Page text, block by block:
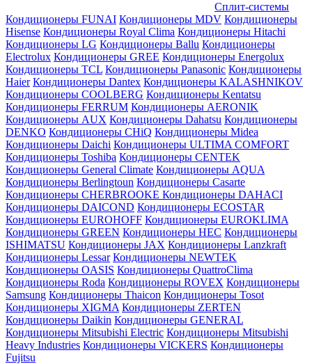
Сплит-системы
Кондиционеры FUNAI Кондиционеры MDV Кондиционеры
Hisense Кондиционеры Royal Clima Кондиционеры Hitachi
Кондиционеры LG Кондиционеры Ballu Кондиционеры
Electrolux Кондиционеры GREE Кондиционеры Energolux
Кондиционеры TCL Кондиционеры Panasonic Кондиционеры
Haier Кондиционеры Dantex Кондиционеры KALASHNIKOV
Кондиционеры СOOLBERG Кондиционеры Kentatsu
Кондиционеры FERRUM Кондиционеры AERONIK
Кондиционеры AUX Кондиционеры Dahatsu Кондиционеры
DENKO Кондиционеры CHiQ Кондиционеры Midea
Кондиционеры Daichi Кондиционеры ULTIMA COMFORT
Кондиционеры Toshiba Кондиционеры CENTEK
Кондиционеры General Climate Кондиционеры AQUA
Кондиционеры Berlingtoun Кондиционеры Casarte
Кондиционеры CHERBROOKE Кондиционеры DAHACI
Кондиционеры DAICOND Кондиционеры ECOSTAR
Кондиционеры EUROHOFF Кондиционеры EUROKLIMA
Кондиционеры GREEN Кондиционеры HEC Кондиционеры
ISHIMATSU Кондиционеры JAX Кондиционеры Lanzkraft
Кондиционеры Lessar Кондиционеры NEWTEK
Кондиционеры OASIS Кондиционеры QuattroClima
Кондиционеры Roda Кондиционеры ROVEX Кондиционеры
Samsung Кондиционеры Thaicon Кондиционеры Tosot
Кондиционеры XIGMA Кондиционеры ZERTEN
Кондиционеры Daikin Кондиционеры GENERAL
Кондиционеры Mitsubishi Electric Кондиционеры Mitsubishi
Heavy Industries Кондиционеры VICKERS Кондиционеры
Fujitsu